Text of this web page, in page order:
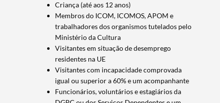
Categorias gerais
Filtros
Criança (até aos 12 anos)
Membros do ICOM, ICOMOS, APOM e
trabalhadores dos organismos tutelados pelo
Ministério da Cultura
Visitantes em situação de desemprego
residentes na UE
Visitantes com incapacidade comprovada
igual ou superior a 60% e um acompanhante
Funcionários, voluntários e estagiários da